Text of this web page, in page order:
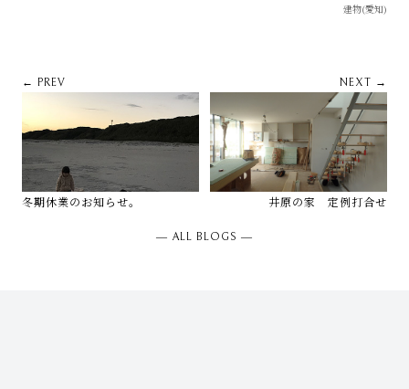
建物(愛知)
← PREV
冬期休業のお知らせ。
NEXT →
井原の家 定例打合せ
― ALL BLOGS ―